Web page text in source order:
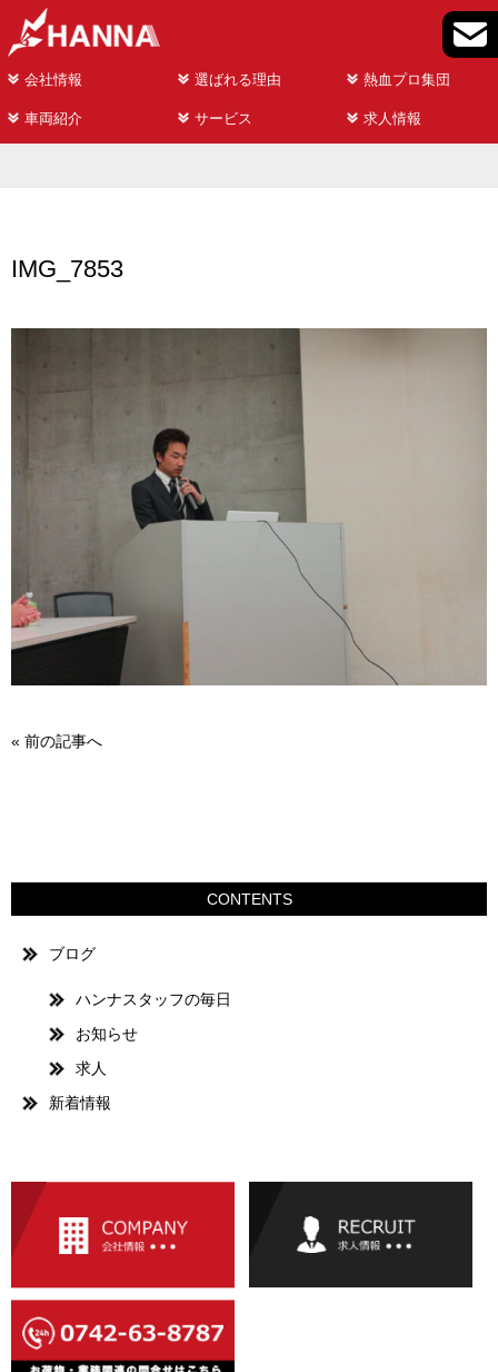
会社情報 選ばれる理由 熱血プロ集団
車両紹介 サービス 求人情報
IMG_7853
« 前の記事へ
CONTENTS
ブログ
ハンナスタッフの毎日
お知らせ
求人
新着情報